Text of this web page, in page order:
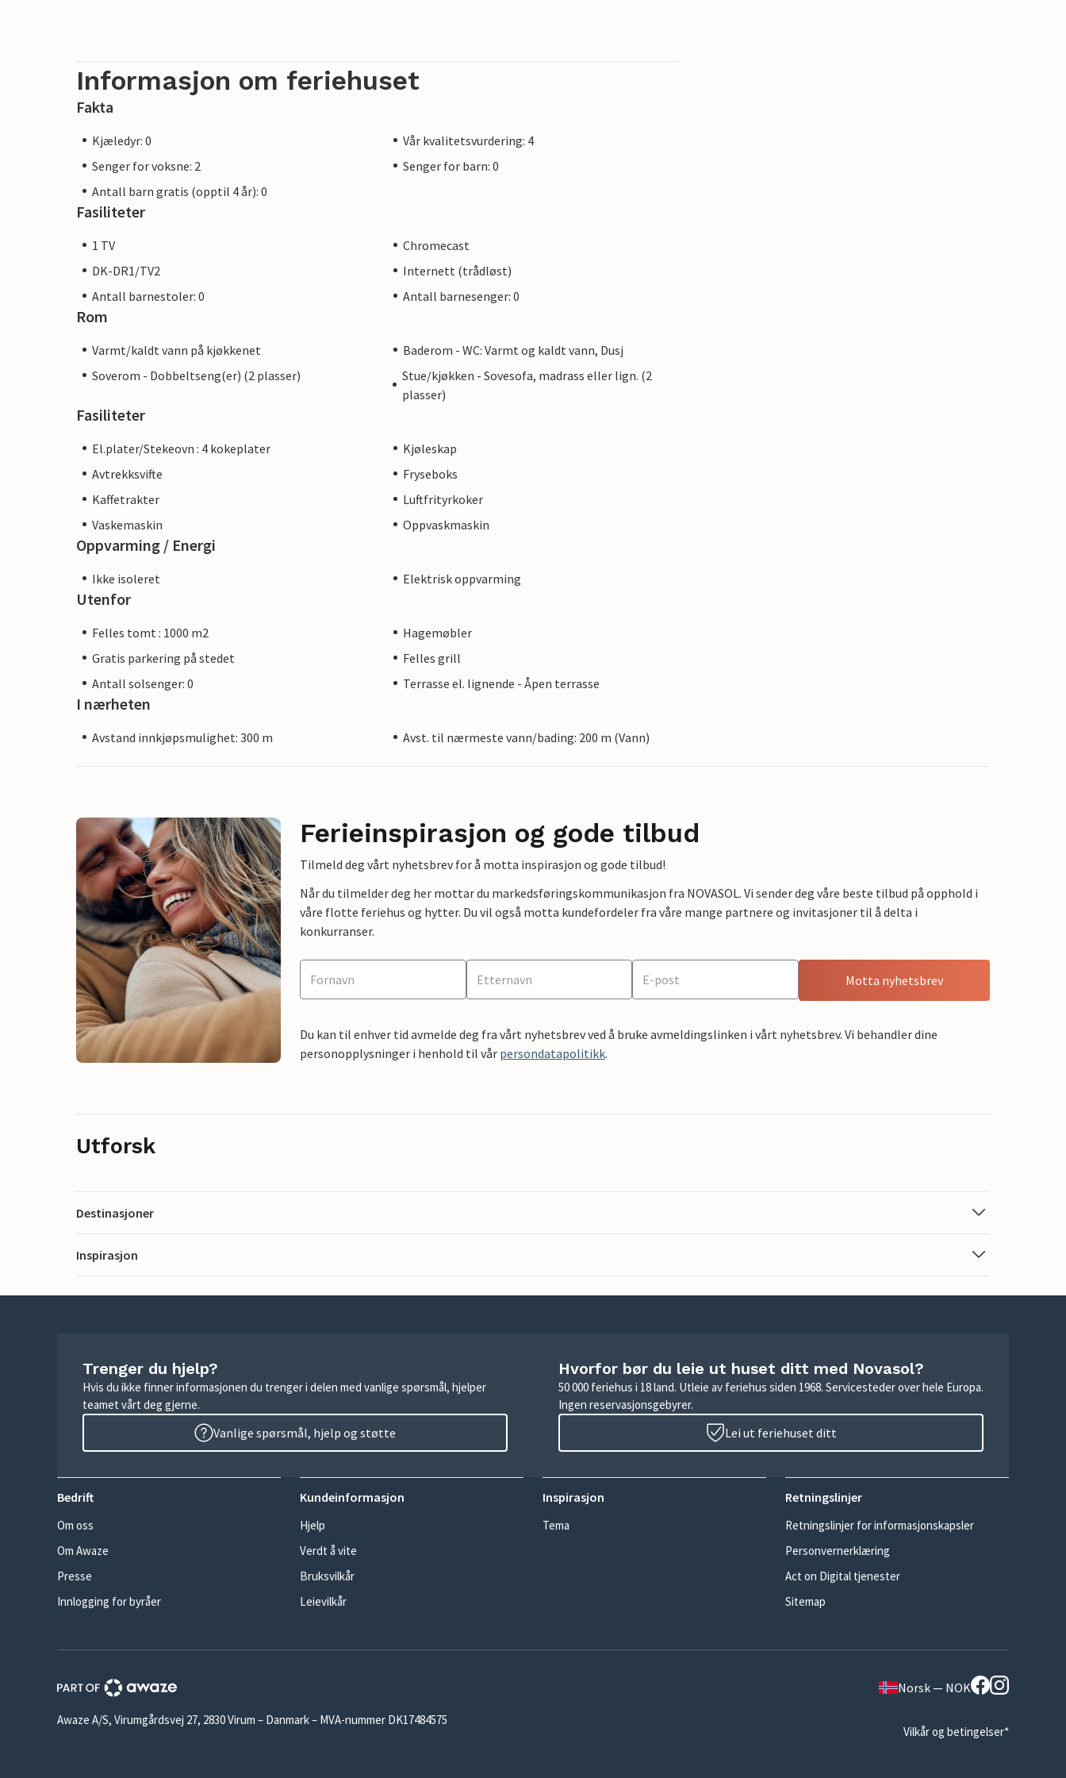
Informasjon om feriehuset
Fakta
Kjæledyr: 0
Vår kvalitetsvurdering: 4
Senger for voksne: 2
Senger for barn: 0
Antall barn gratis (opptil 4 år): 0
Fasiliteter
1 TV
Chromecast
DK-DR1/TV2
Internett (trådløst)
Antall barnestoler: 0
Antall barnesenger: 0
Rom
Varmt/kaldt vann på kjøkkenet
Baderom - WC: Varmt og kaldt vann, Dusj
Soverom - Dobbeltseng(er) (2 plasser)
Stue/kjøkken - Sovesofa, madrass eller lign. (2
plasser)
Fasiliteter
El.plater/Stekeovn : 4 kokeplater
Kjøleskap
Avtrekksvifte
Fryseboks
Kaffetrakter
Luftfrityrkoker
Vaskemaskin
Oppvaskmaskin
Oppvarming / Energi
Ikke isoleret Elektrisk oppvarming
Utenfor
Felles tomt : 1000 m2
Hagemøbler
Gratis parkering på stedet
Felles grill
Antall solsenger: 0
Terrasse el. lignende - Åpen terrasse
I nærheten
Avstand innkjøpsmulighet: 300 m Avst. til nærmeste vann/bading: 200 m (Vann)
Ferieinspirasjon og gode tilbud
Tilmeld deg vårt nyhetsbrev for å motta inspirasjon og gode tilbud!
Når du tilmelder deg her mottar du markedsføringskommunikasjon fra NOVASOL. Vi sender deg våre beste tilbud på opphold i
våre flotte feriehus og hytter. Du vil også motta kundefordeler fra våre mange partnere og invitasjoner til å delta i
konkurranser.
Motta nyhetsbrev
Du kan til enhver tid avmelde deg fra vårt nyhetsbrev ved å bruke avmeldingslinken i vårt nyhetsbrev. Vi behandler dine
personopplysninger i henhold til vår persondatapolitikk.
Utforsk
Destinasjoner
Inspirasjon
Trenger du hjelp?
Hvis du ikke finner informasjonen du trenger i delen med vanlige spørsmål, hjelper
teamet vårt deg gjerne.
Vanlige spørsmål, hjelp og støtte
Hvorfor bør du leie ut huset ditt med Novasol?
50 000 feriehus i 18 land. Utleie av feriehus siden 1968. Servicesteder over hele Europa.
Ingen reservasjonsgebyrer.
Lei ut feriehuset ditt
Bedrift
Om oss
Om Awaze
Presse
Innlogging for byråer
Kundeinformasjon
Hjelp
Verdt å vite
Bruksvilkår
Leievilkår
Inspirasjon
Tema
Retningslinjer
Retningslinjer for informasjonskapsler
Personvernerklæring
Act on Digital tjenester
Sitemap
Norsk — NOK
Awaze A/S, Virumgårdsvej 27, 2830 Virum – Danmark – MVA-nummer DK17484575
Vilkår og betingelser*